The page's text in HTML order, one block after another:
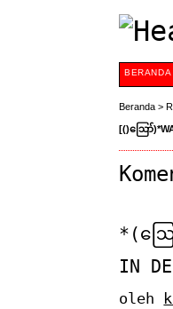
BERANDA
Beranda >
[()ဪ
*(ဪ‍
IN
oleh